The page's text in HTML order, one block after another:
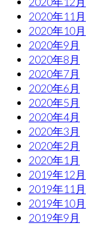
2020年11月
2020年10月
2020年9月
2020年8月
2020年7月
2020年6月
2020年5月
2020年4月
2020年3月
2020年2月
2020年1月
2019年12月
2019年11月
2019年10月
2019年9月